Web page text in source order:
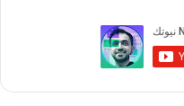
ب
ق
ر
ا
ص
ا
ل